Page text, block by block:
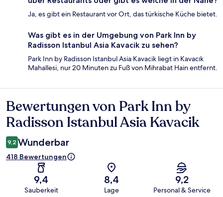
Ja, es gibt ein Restaurant vor Ort, das türkische Küche bietet.
Was gibt es in der Umgebung von Park Inn by
Radisson Istanbul Asia Kavacik zu sehen?
Park Inn by Radisson Istanbul Asia Kavacik liegt in Kavacık
Mahallesi, nur 20 Minuten zu Fuß von Mihrabat Hain entfernt.
Bewertungen
Bewertungen von Park Inn by
Radisson Istanbul Asia Kavacik
9,2 Wunderbar
418 Bewertungen
9,4
Sauberkeit
8,4
Lage
9,2
Personal & Service